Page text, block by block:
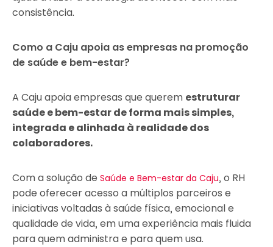
consistência.
Como a Caju apoia as empresas na promoção
de saúde e bem-estar?
A Caju apoia empresas que querem estruturar
saúde e bem-estar de forma mais simples,
integrada e alinhada à realidade dos
colaboradores.
Com a solução de Saúde e Bem-estar da Caju, o RH
pode oferecer acesso a múltiplos parceiros e
iniciativas voltadas à saúde física, emocional e
qualidade de vida, em uma experiência mais fluida
para quem administra e para quem usa.